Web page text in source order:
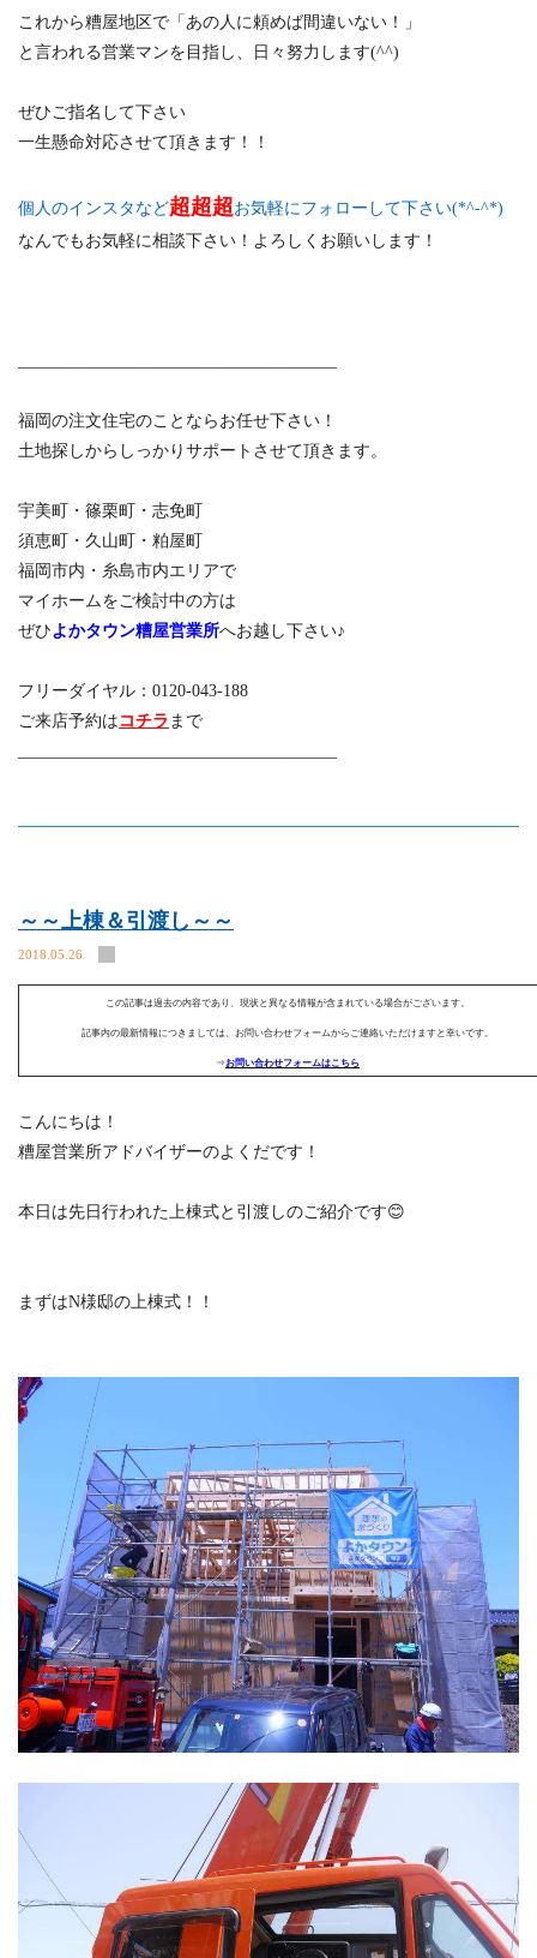
これから糟屋地区で「あの人に頼めば間違いない！」
と言われる営業マンを目指し、日々努力します(^^)
ぜひご指名して下さい
一生懸命対応させて頂きます！！
個人のインスタなど超超超お気軽にフォローして下さい(*^-^*)
なんでもお気軽に相談下さい！よろしくお願いします！
福岡の注文住宅のことならお任せ下さい！
土地探しからしっかりサポートさせて頂きます。
宇美町・篠栗町・志免町
須恵町・久山町・粕屋町
福岡市内・糸島市内エリアで
マイホームをご検討中の方は
ぜひ よかタウン糟屋営業所へお越し下さい♪
フリーダイヤル：0120-043-188
ご来店予約は コチラ まで
～～上棟＆引渡し～～
2018.05.26
この記事は過去の内容であり、現状と異なる情報が含まれている場合がございます。
記事内の最新情報につきましては、お問い合わせフォームからご連絡いただけますと幸いです。
⇒ お問い合わせフォームはこちら
こんにちは！
糟屋営業所アドバイザーのよくだです！
本日は先日行われた上棟式と引渡しのご紹介です😊
まずはN様邸の上棟式！！